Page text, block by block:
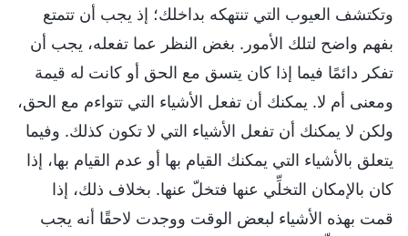
وتكتشف العيوب التي تنتهكه بداخلك؛ إذ يجب أن تتمتع
بفهم واضح لتلك الأمور. بغض النظر عما تفعله، يجب أن
تفكر دائمًا فيما إذا كان يتسق مع الحق أو كانت له قيمة
ومعنى أم لا. يمكنك أن تفعل الأشياء التي تتواءم مع الحق،
ولكن لا يمكنك أن تفعل الأشياء التي لا تكون كذلك. وفيما
يتعلق بالأشياء التي يمكنك القيام بها أو عدم القيام بها، إذا
كان بالإمكان التخلِّي عنها فتخلّ عنها. بخلاف ذلك، إذا
قمت بهذه الأشياء لبعض الوقت ووجدت لاحقًا أنه يجب